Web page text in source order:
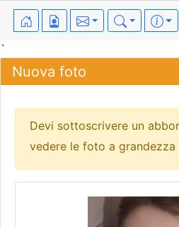
`
Nuova foto
Devi sottoscrivere un
vedere le foto a grandezza